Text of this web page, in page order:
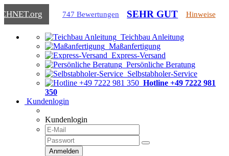
.org 747 Bewertungen SEHR GUT Hinweise
Teichbau Anleitung
Maßanfertigung
Express-Versand
Persönliche Beratung
Selbstabholer-Service
Hotline +49 7222 981
350
Kundenlogin
Kundenlogin